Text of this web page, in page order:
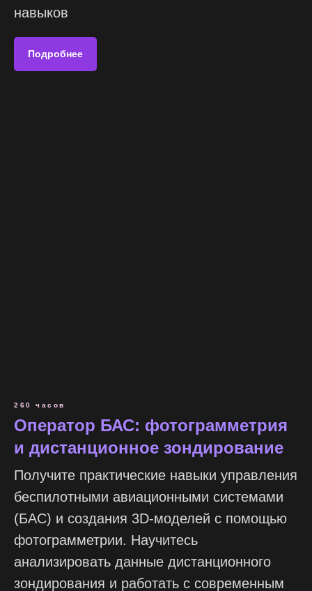
навыков
Подробнее
260 часов
Оператор БАС: фотограмметрия
и дистанционное зондирование
Получите практические навыки управления
беспилотными авиационными системами
(БАС) и создания 3D-моделей с помощью
фотограмметрии. Научитесь
анализировать данные дистанционного
зондирования и работать с современным